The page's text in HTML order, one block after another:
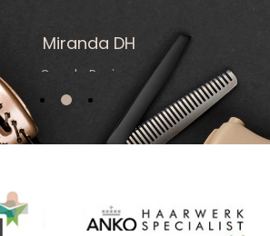
Miranda DH
Google Reviews